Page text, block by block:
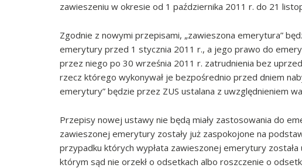
zawieszeniu w okresie od 1 października 2011 r. do 21
Zgodnie z nowymi przepisami, „zawieszona emerytura”
emerytury przed 1 stycznia 2011 r., a jego prawo do
przez niego po 30 września 2011 r. zatrudnienia bez
rzecz którego wykonywał je bezpośrednio przed dniem
emerytury” będzie przez ZUS ustalana z uwzględnieniem
Przepisy nowej ustawy nie będą miały zastosowania do
zawieszonej emerytury zostały już zaspokojone na
przypadku których wypłata zawieszonej emerytury
którym sąd nie orzekł o odsetkach albo roszczenie o